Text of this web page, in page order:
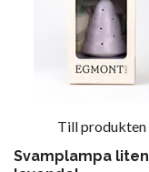
Till produkten
Svamplampa liten